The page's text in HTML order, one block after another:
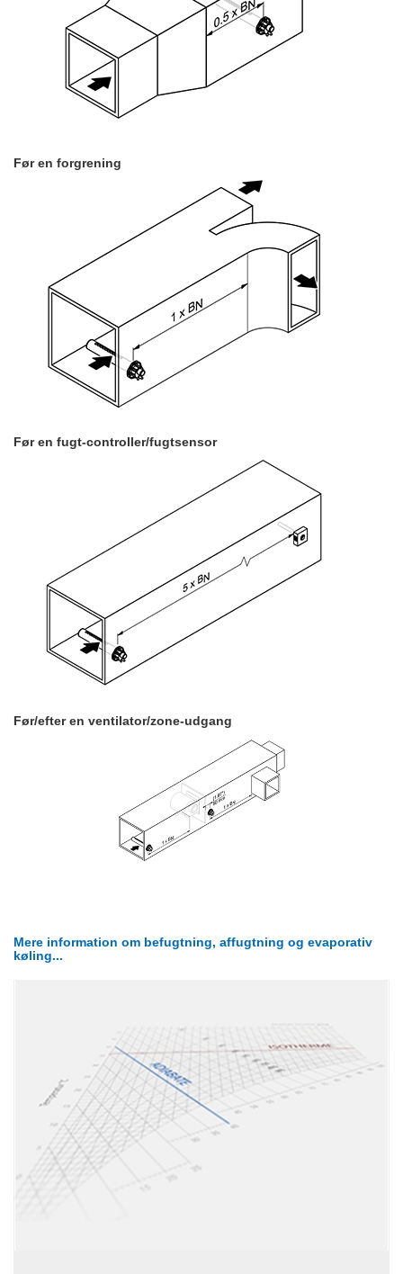
Før en forgrening
Før en fugt-controller/fugtsensor
Før/efter en ventilator/zone-udgang
Mere information om befugtning, affugtning og evaporativ
køling...